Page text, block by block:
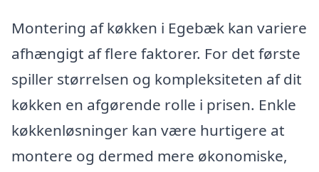
Montering af køkken i Egebæk kan variere
afhængigt af flere faktorer. For det første
spiller størrelsen og kompleksiteten af dit
køkken en afgørende rolle i prisen. Enkle
køkkenløsninger kan være hurtigere at
montere og dermed mere økonomiske,